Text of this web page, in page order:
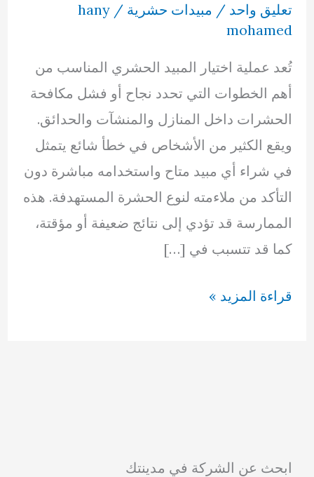
تعليق واحد / مبيدات حشرية /
hany
mohamed
تُعد عملية اختيار المبيد الحشري المناسب من
أهم الخطوات التي تحدد نجاح أو فشل مكافحة
الحشرات داخل المنازل والمنشآت والحدائق.
ويقع الكثير من الأشخاص في خطأ شائع يتمثل
في شراء أي مبيد متاح واستخدامه مباشرة دون
التأكد من ملاءمته لنوع الحشرة المستهدفة. هذه
الممارسة قد تؤدي إلى نتائج ضعيفة أو مؤقتة،
كما قد تتسبب في […]
كيف
قراءة المزيد »
ابحث عن الشركة في مدينتك